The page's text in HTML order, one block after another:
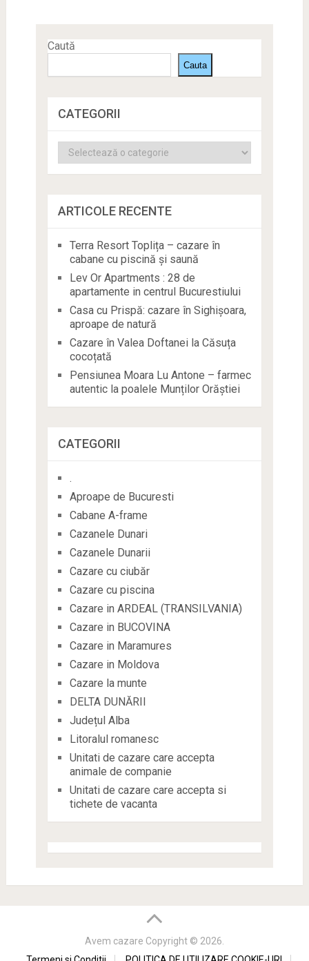
Caută
Cauta
CATEGORII
Categorii
ARTICOLE RECENTE
Terra Resort Toplița – cazare în
cabane cu piscină și saună
Lev Or Apartments : 28 de
apartamente in centrul Bucurestiului
Casa cu Prispă: cazare în Sighișoara,
aproape de natură
Cazare în Valea Doftanei la Căsuța
cocoțată
Pensiunea Moara Lu Antone – farmec
autentic la poalele Munților Orăștiei
CATEGORII
.
Aproape de Bucuresti
Cabane A-frame
Cazanele Dunari
Cazanele Dunarii
Cazare cu ciubăr
Cazare cu piscina
Cazare in ARDEAL (TRANSILVANIA)
Cazare in BUCOVINA
Cazare in Maramures
Cazare in Moldova
Cazare la munte
DELTA DUNĂRII
Județul Alba
Litoralul romanesc
Unitati de cazare care accepta
animale de companie
Unitati de cazare care accepta si
tichete de vacanta
Avem cazare Copyright © 2026.